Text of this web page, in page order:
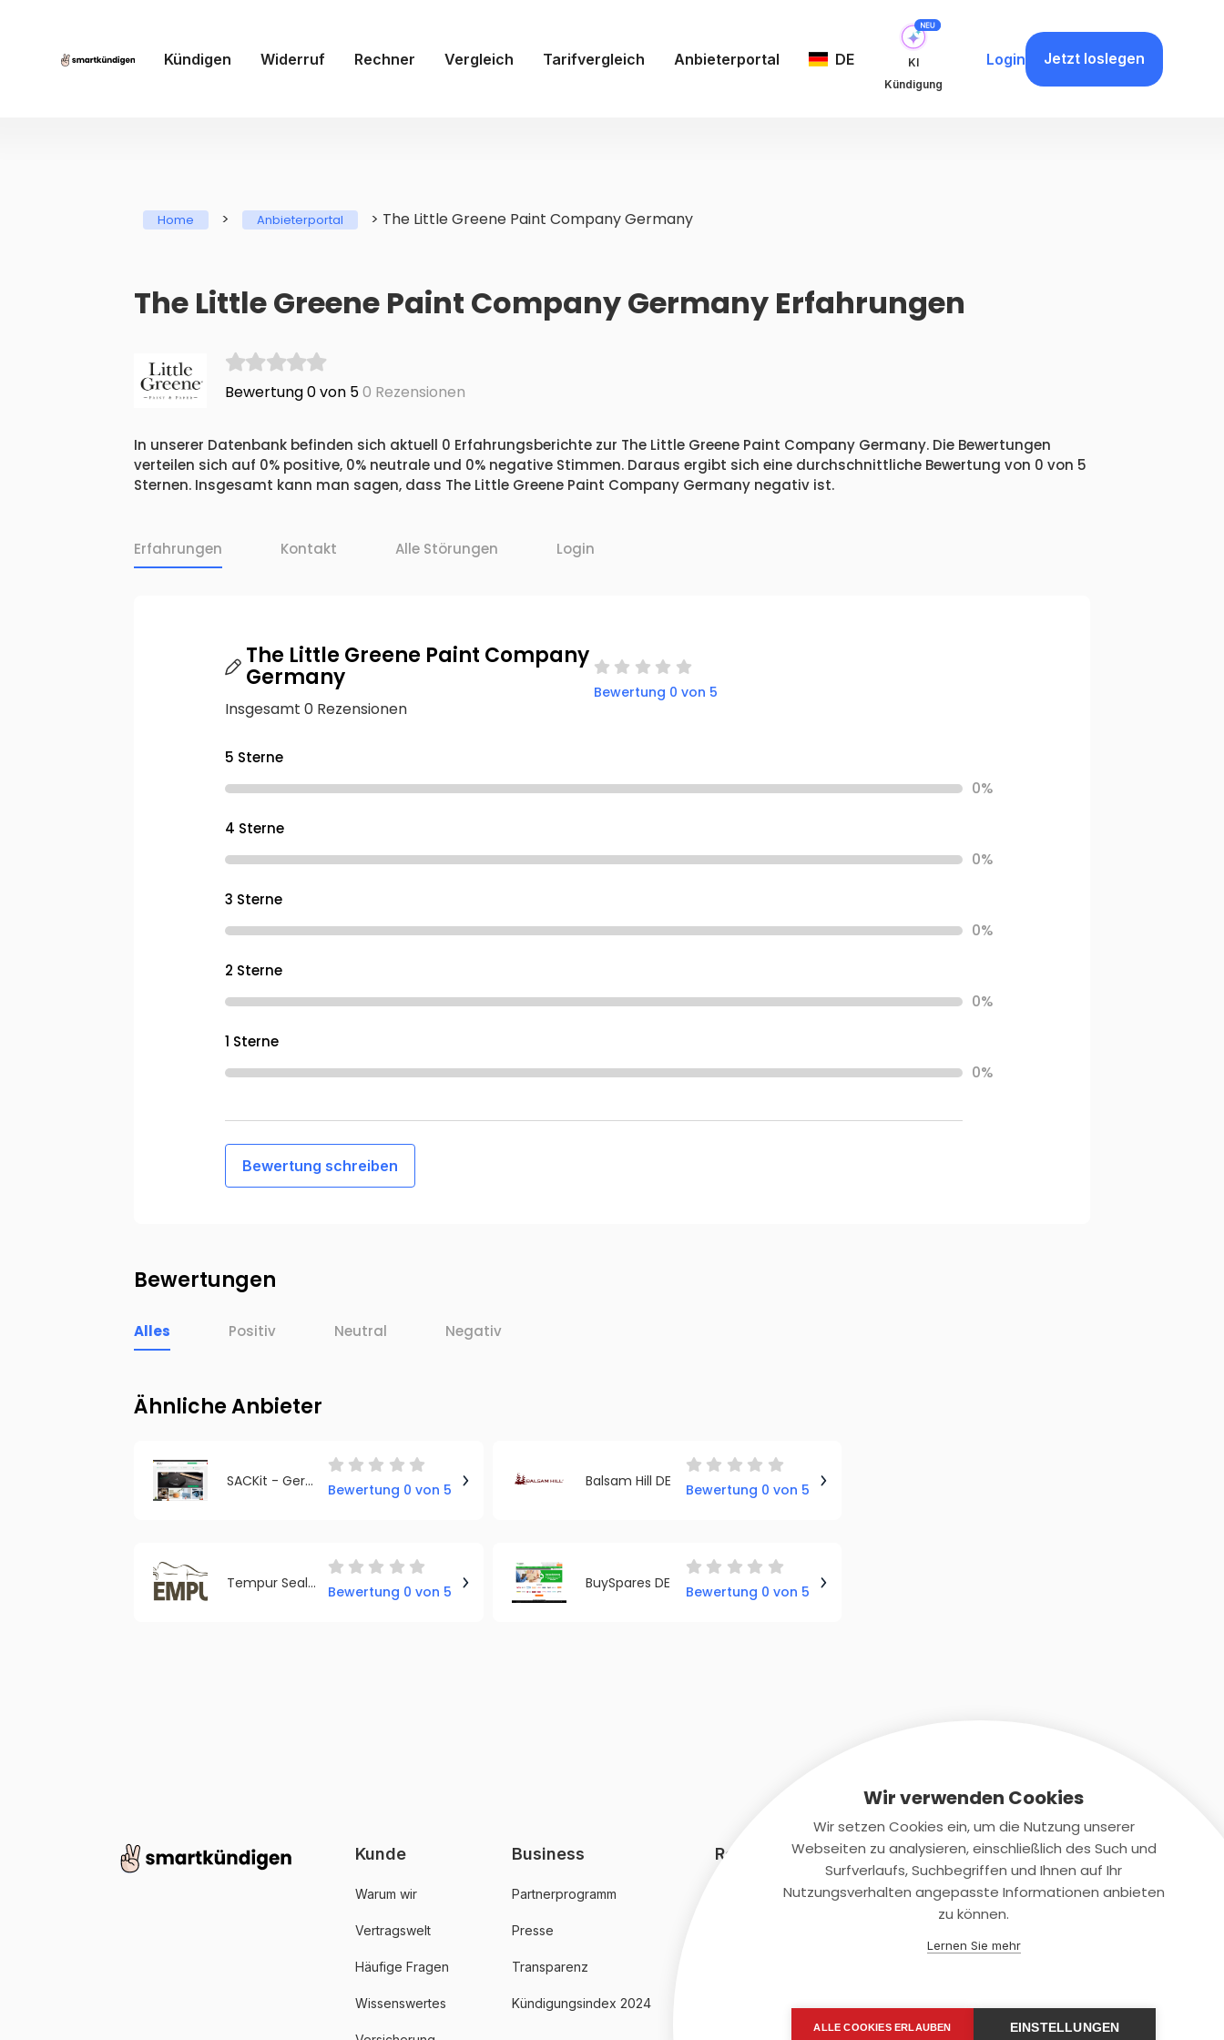
Kündigen Widerruf Rechner Vergleich Tarifvergleich Anbieterportal DE
KI
Kündigung
Login Jetzt loslegen
Home > Anbieterportal > The Little Greene Paint Company Germany
The Little Greene Paint Company Germany Erfahrungen
Bewertung 0 von 50 Rezensionen
In unserer Datenbank befinden sich aktuell 0 Erfahrungsberichte zur The Little Greene Paint Company Germany. Die Bewertungen
verteilen sich auf 0% positive, 0% neutrale und 0% negative Stimmen. Daraus ergibt sich eine durchschnittliche Bewertung von 0 von 5
Sternen. Insgesamt kann man sagen, dass The Little Greene Paint Company Germany negativ ist.
Erfahrungen Kontakt Alle Störungen Login
The Little Greene Paint Company
Germany
Insgesamt 0 Rezensionen
Bewertung 0 von 5
5 Sterne
0%
4 Sterne
0%
3 Sterne
0%
2 Sterne
0%
1 Sterne
0%
Bewertung schreiben
Bewertungen
Alles Positiv Neutral Negativ
Ähnliche Anbieter
SACKit - Germany
Bewertung 0 von 5
Balsam Hill DE
Bewertung 0 von 5
Tempur Sealy DACH GmbH
Bewertung 0 von 5
BuySpares DE
Bewertung 0 von 5
Kunde
Warum wir
Vertragswelt
Häufige Fragen
Wissenswertes
Business
Partnerprogramm
Presse
Transparenz
Kündigungsindex 2024
Rechtliches Kontaktiere uns
+(49)2131/708-4280
Wir verwenden Cookies
Wir setzen Cookies ein, um die Nutzung unserer
Webseiten zu analysieren, einschließlich des Such und
Surfverlaufs, Suchbegriffen und Ihnen auf Ihr
Nutzungsverhalten angepasste Informationen anbieten
zu können.
Lernen Sie mehr
ALLE COOKIES ERLAUBEN EINSTELLUNGEN